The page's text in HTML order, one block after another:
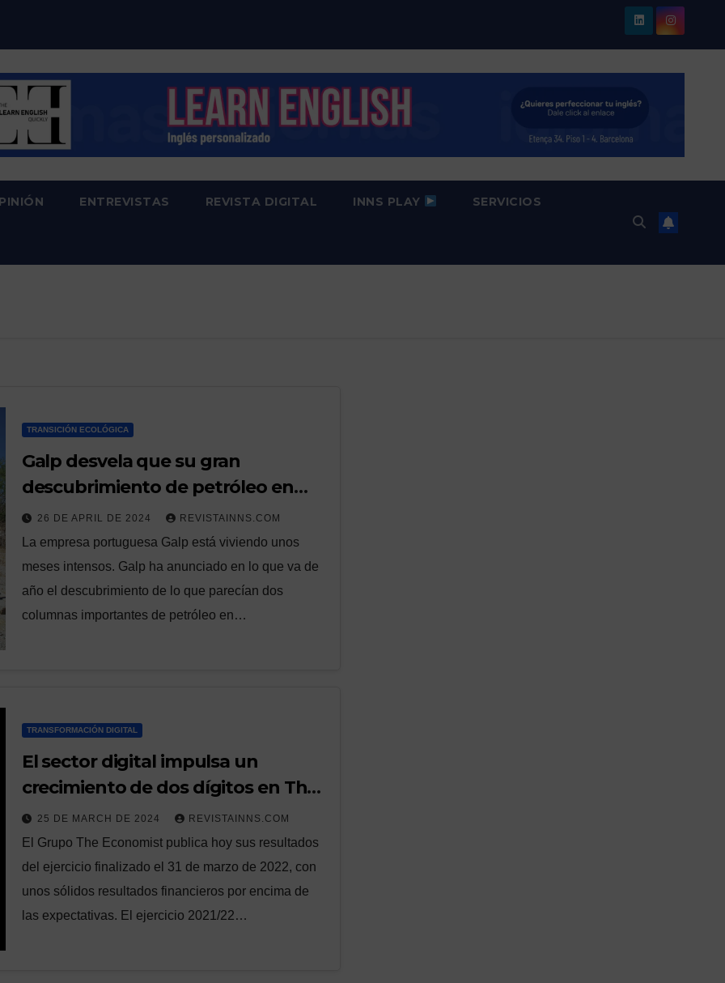
ENTREVISTAS REVISTA DIGITAL INNS PLAY SERVICIOS
TRANSICIÓN ECOLÓGICA
Galp desvela que su gran
descubrimiento de petróleo en
África alberga casi tanto crudo
como Guyana entera
26 DE APRIL DE 2024 REVISTAINNS.COM
La empresa portuguesa Galp está viviendo unos
meses intensos. Galp ha anunciado en lo que va de
año el descubrimiento de lo que parecían dos
columnas importantes de petróleo en…
TRANSFORMACIÓN DIGITAL
El sector digital impulsa un
crecimiento de dos dígitos en The
Economist Group
25 DE MARCH DE 2024 REVISTAINNS.COM
El Grupo The Economist publica hoy sus resultados
del ejercicio finalizado el 31 de marzo de 2022, con
unos sólidos resultados financieros por encima de
las expectativas. El ejercicio 2021/22…